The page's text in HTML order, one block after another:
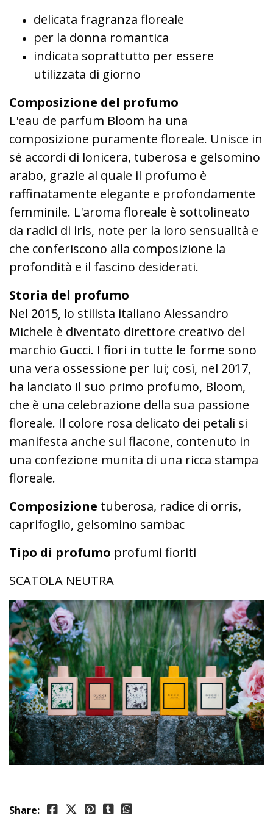
delicata fragranza floreale
per la donna romantica
indicata soprattutto per essere
utilizzata di giorno
Composizione del profumo
L'eau de parfum Bloom ha una
composizione puramente floreale. Unisce in
sé accordi di lonicera, tuberosa e gelsomino
arabo, grazie al quale il profumo è
raffinatamente elegante e profondamente
femminile. L'aroma floreale è sottolineato
da radici di iris, note per la loro sensualità e
che conferiscono alla composizione la
profondità e il fascino desiderati.
Storia del profumo
Nel 2015, lo stilista italiano Alessandro
Michele è diventato direttore creativo del
marchio Gucci. I fiori in tutte le forme sono
una vera ossessione per lui; così, nel 2017,
ha lanciato il suo primo profumo, Bloom,
che è una celebrazione della sua passione
floreale. Il colore rosa delicato dei petali si
manifesta anche sul flacone, contenuto in
una confezione munita di una ricca stampa
floreale.
Composizione tuberosa, radice di orris,
caprifoglio, gelsomino sambac
Tipo di profumo profumi fioriti
SCATOLA NEUTRA
Share: